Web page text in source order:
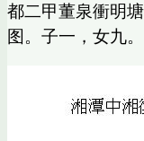
都二甲董泉衝明
图。子一，女九